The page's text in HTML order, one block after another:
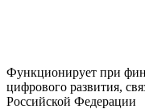
Функционирует при
цифрового развития,
Российской Федерации